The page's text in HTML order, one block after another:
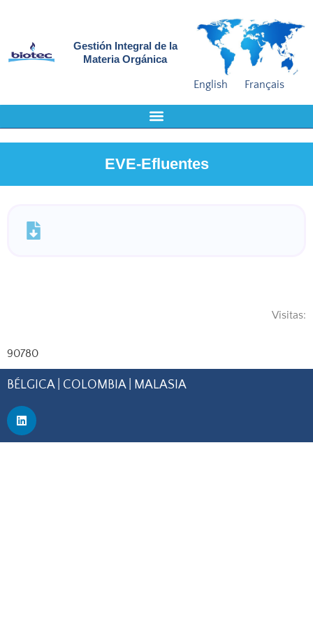
Gestión Integral de la
Materia Orgánica
English Français
EVE-Efluentes
Visitas:
90780
BÉLGICA | COLOMBIA | MALASIA